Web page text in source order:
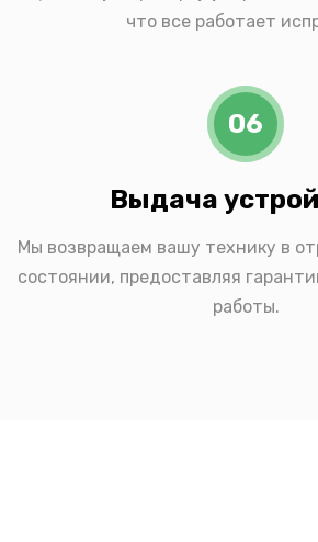
что все работает
06
Выдача
Мы возвращаем вашу технику в
состоянии, предоставляя
работы.